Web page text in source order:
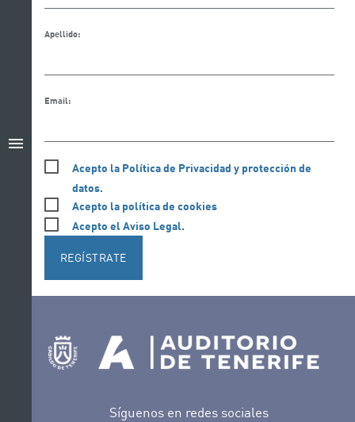
menu
Apellido:
Email:
Acepto la Política de Privacidad y protección de
datos.
Acepto la política de cookies
Acepto el Aviso Legal.
REGÍSTRATE
Síguenos en redes sociales